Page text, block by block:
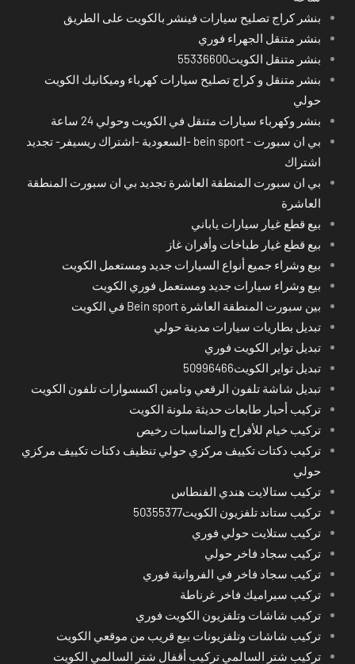
بنشر كراج تصليح سيارات فينشر بالكويت على الطريق
بنشر متنقل الجهراء فوري
بنشر متنقل الكويت55336600
بنشر متنقل و كراج تصليح سيارات كهرباء وميكانيك الكويت
حولي
بنشر وكهرباء سيارات متنقل في الكويت وحولي 24 ساعة
بي ان سبورت - bein sport -السعودية -اشتراك ريسيفر- تجديد
اشتراك
بي ان سبورت المنطقة العاشرة تجديد بي ان سبورت المنطقة
العاشرة
بيع قطع غيار سيارات ياباني
بيع قطع غيار طباخات وأفران غاز
بيع وشراء جميع أنواع السيارات جديد ومستعمل الكويت
بيع وشراء سيارات جديد ومستعمل فوري الكويت
بين سبورت المنطقة العاشرة Bein sport في الكويت
تبديل بطاريات سيارات مدينة حولي
تبديل تواير الكويت فوري
تبديل تواير الكويت50996466
تبديل شاشة تلفون الرقعي وتامين اكسسوارات تلفون الكويت
تركيب أحبار طابعات حديثة ملونة الكويت
تركيب خيام للأفراح والمناسبات رخيص
تركيب دكتات تكييف مركزي حولي تنظيف دكتات تكييف مركزي
حولي
تركيب ستالايت هندي الفنطاس
تركيب ستاند تلفزيون الكويت50355377
تركيب ستلايت حولي فوري
تركيب سجاد فاخر حولي
تركيب سجاد فاخر في الفروانية فوري
تركيب سيراميك فاخر غرناطة
تركيب شاشات وتلفزيون الكويت فوري
تركيب شاشات وتلفزيونات بيع قريب من موقعي الكويت
تركيب شتر السالمي تركيب أقفال شتر السالمي الكويت